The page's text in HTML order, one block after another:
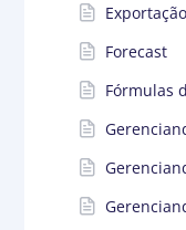
Forecast
Fórmulas